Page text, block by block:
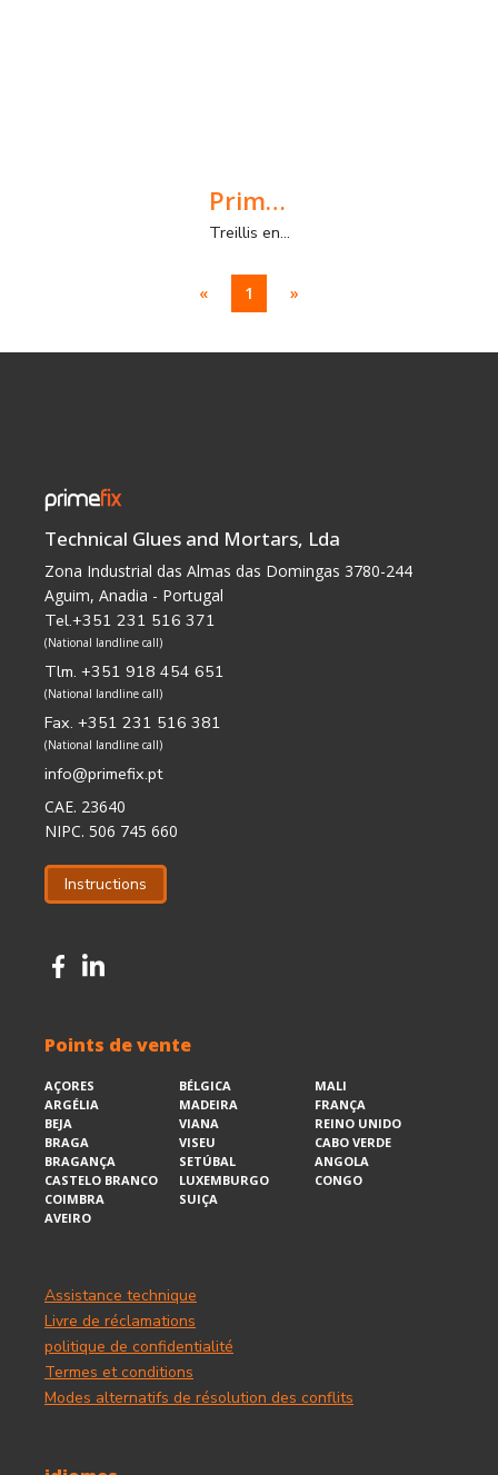
Primenet
Treillis en fibre de verre pour diverses applications dans la construction
« 1 »
Technical Glues and Mortars, Lda
Zona Industrial das Almas das Domingas 3780-244
Aguim, Anadia - Portugal
Tel.+351 231 516 371
(National landline call)
Tlm. +351 918 454 651
(National landline call)
Fax. +351 231 516 381
(National landline call)
info@primefix.pt
CAE. 23640
NIPC. 506 745 660
Instructions
Points de vente
AÇORES
ARGÉLIA
BEJA
BRAGA
BRAGANÇA
CASTELO BRANCO
COIMBRA
AVEIRO
BÉLGICA
MADEIRA
VIANA
VISEU
SETÚBAL
LUXEMBURGO
SUIÇA
MALI
FRANÇA
REINO UNIDO
CABO VERDE
ANGOLA
CONGO
Assistance technique
Livre de réclamations
politique de confidentialité
Termes et conditions
Modes alternatifs de résolution des conflits